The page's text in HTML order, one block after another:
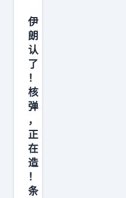
伊
朗
认
了
！
核
弹
，
正
在
造
！
条